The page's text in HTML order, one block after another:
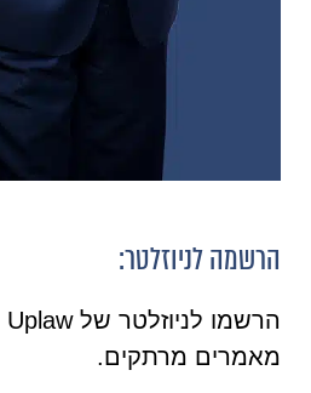
הרשמה לניוזלטר:
מאמרים מרתקים.